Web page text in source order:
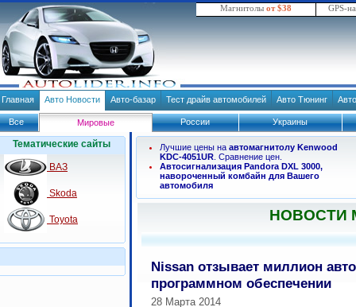
Магнитолы от $38 GPS-
Главная Авто Новости Авто-базар Тест драйв автомобилей Авто Тюнинг
Все Мировые России Украины
Тематические сайты
ВАЗ
Skoda
Toyota
Лучшие цены на автомагнитолу Kenwood
KDC-4051UR . Сравнение цен.
Автосигнализация Pandora DXL 3000,
навороченный комбайн для Вашего
автомобиля
НОВОСТИ
Nissan отзывает миллион
программном обеспечении
28 Марта 2014